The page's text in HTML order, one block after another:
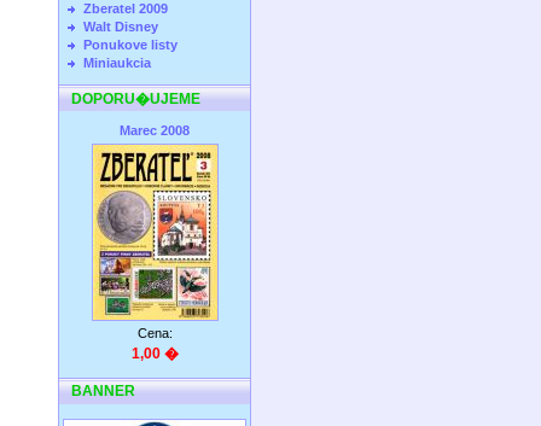
Zberatel 2009
Walt Disney
Ponukove listy
Miniaukcia
DOPORU�UJEME
Marec 2008
Cena:
1,00 �
BANNER